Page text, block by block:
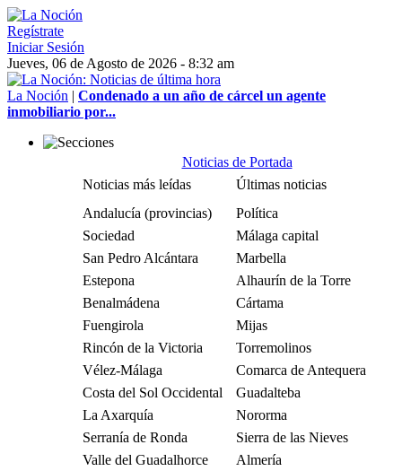
Regístrate
Iniciar Sesión
Jueves, 06 de Agosto de 2026 - 8:32 am
La Noción | Condenado a un año de cárcel un agente
inmobiliario por...
Noticias de Portada
Noticias más leídas
Últimas noticias
Andalucía (provincias)
Política
Sociedad
Málaga capital
San Pedro Alcántara
Marbella
Estepona
Alhaurín de la Torre
Benalmádena
Cártama
Fuengirola
Mijas
Rincón de la Victoria
Torremolinos
Vélez-Málaga
Comarca de Antequera
Costa del Sol Occidental
Guadalteba
La Axarquía
Nororma
Serranía de Ronda
Sierra de las Nieves
Valle del Guadalhorce
Almería